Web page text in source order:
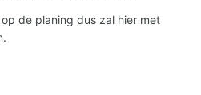
de planing dus zal hier met